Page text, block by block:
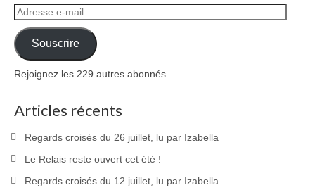
Adresse
e-
mail
Souscrire
Rejoignez les 229 autres abonnés
Articles récents
Regards croisés du 26 juillet, lu par Izabella
Le Relais reste ouvert cet été !
Regards croisés du 12 juillet, lu par Izabella